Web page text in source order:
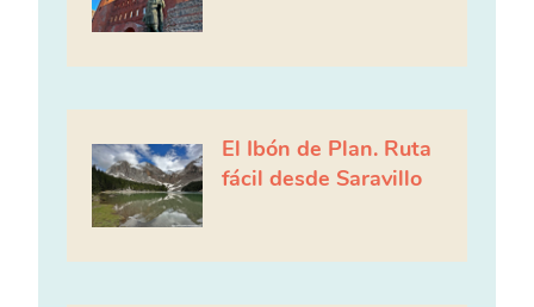
El Ibón de Plan. Ruta
fácil desde Saravillo